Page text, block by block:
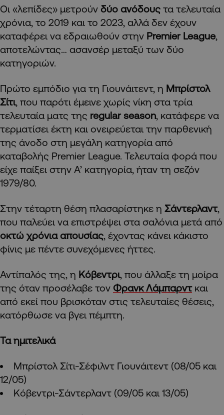
Οι «λεπίδες» μετρούν δύο ανόδους τα τελευταία
χρόνια, το 2019 και το 2023, αλλά δεν έχουν
καταφέρει να εδραιωθούν στην Premier League,
αποτελώντας… ασανσέρ μεταξύ των δύο
κατηγοριών.
Πρώτο εμπόδιο για τη Γιουνάιτεντ, η Μπρίστολ
Σίτι, που παρότι έμεινε χωρίς νίκη στα τρία
τελευταία ματς της regular season, κατάφερε να
τερματίσει έκτη και ονειρεύεται την παρθενική
της άνοδο στη μεγάλη κατηγορία από
καταβολής Premier League. Τελευταία φορά που
είχε παίξει στην Α’ κατηγορία, ήταν τη σεζόν
1979/80.
Στην τέταρτη θέση πλασαρίστηκε η Σάντερλαντ,
που παλεύει να επιστρέψει στα σαλόνια μετά από
οκτώ χρόνια απουσίας, έχοντας κάνει κάκιστο
φίνις με πέντε συνεχόμενες ήττες.
Αντίπαλός της, η Κόβεντρι, που άλλαξε τη μοίρα
της όταν προσέλαβε τον Φρανκ Λάμπαρντ και
από εκεί που βρισκόταν στις τελευταίες θέσεις,
κατόρθωσε να βγει πέμπτη.
Τα ημιτελικά
Μπρίστολ Σίτι-Σέφιλντ Γιουνάιτεντ (08/05 και
12/05)
Κόβεντρι-Σάντερλαντ (09/05 και 13/05)